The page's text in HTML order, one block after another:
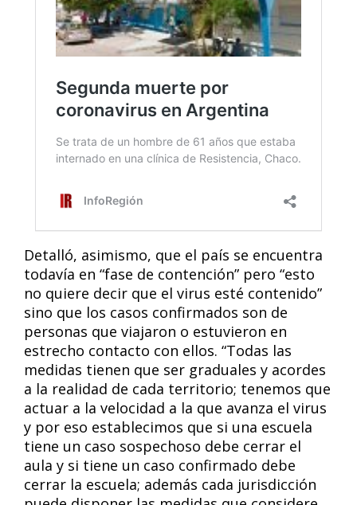
Detalló, asimismo, que el país se encuentra
todavía en “fase de contención” pero “esto
no quiere decir que el virus esté contenido”
sino que los casos confirmados son de
personas que viajaron o estuvieron en
estrecho contacto con ellos. “Todas las
medidas tienen que ser graduales y acordes
a la realidad de cada territorio; tenemos que
actuar a la velocidad a la que avanza el virus
y por eso establecimos que si una escuela
tiene un caso sospechoso debe cerrar el
aula y si tiene un caso confirmado debe
cerrar la escuela; además cada jurisdicción